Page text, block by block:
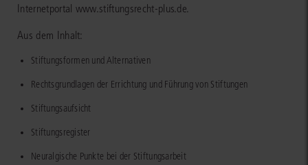
Internetportal www.stiftungsrecht-plus.de.
Aus dem Inhalt:
Stiftungsformen und Alternativen
Rechtsgrundlagen der Errichtung und Führung von Stiftungen
Stiftungsaufsicht
Stiftungsregister
Neuralgische Punkte bei der Stiftungsarbeit